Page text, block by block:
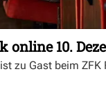
online 10.
zu Gast beim ZFK